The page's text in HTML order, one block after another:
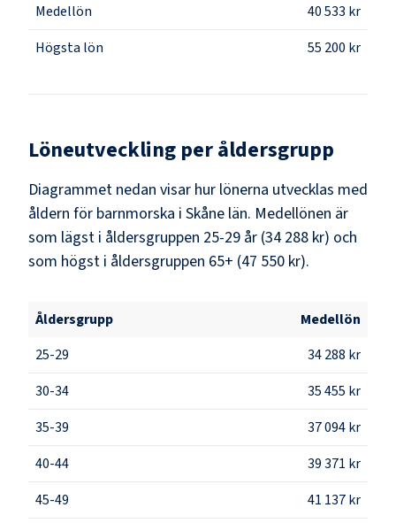
Medellön
40 533 kr
Högsta lön
55 200 kr
Löneutveckling per åldersgrupp
Diagrammet nedan visar hur lönerna utvecklas med
åldern för barnmorska i Skåne län. Medellönen är
som lägst i åldersgruppen 25-29 år (34 288 kr) och
som högst i åldersgruppen 65+ (47 550 kr).
Åldersgrupp
Medellön
25-29
34 288 kr
30-34
35 455 kr
35-39
37 094 kr
40-44
39 371 kr
45-49
41 137 kr